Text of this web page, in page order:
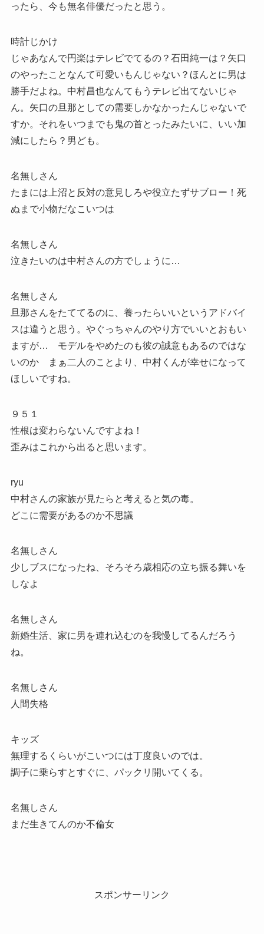
ったら、今も無名俳優だったと思う。
時計じかけ
じゃあなんで円楽はテレビでてるの？石田純一は？矢口
のやったことなんて可愛いもんじゃない？ほんとに男は
勝手だよね。中村昌也なんてもうテレビ出てないじゃ
ん。矢口の旦那としての需要しかなかったんじゃないで
すか。それをいつまでも鬼の首とったみたいに、いい加
減にしたら？男ども。
名無しさん
たまには上沼と反対の意見しろや役立たずサブロー！死
ぬまで小物だなこいつは
名無しさん
泣きたいのは中村さんの方でしょうに…
名無しさん
旦那さんをたててるのに、養ったらいいというアドバイ
スは違うと思う。やぐっちゃんのやり方でいいとおもい
ますが… モデルをやめたのも彼の誠意もあるのではな
いのか まぁ二人のことより、中村くんが幸せになって
ほしいですね。
９５１
性根は変わらないんですよね！
歪みはこれから出ると思います。
ryu
中村さんの家族が見たらと考えると気の毒。
どこに需要があるのか不思議
名無しさん
少しブスになったね、そろそろ歳相応の立ち振る舞いを
しなよ
名無しさん
新婚生活、家に男を連れ込むのを我慢してるんだろう
ね。
名無しさん
人間失格
キッズ
無理するくらいがこいつには丁度良いのでは。
調子に乗らすとすぐに、パックリ開いてくる。
名無しさん
まだ生きてんのか不倫女
スポンサーリンク